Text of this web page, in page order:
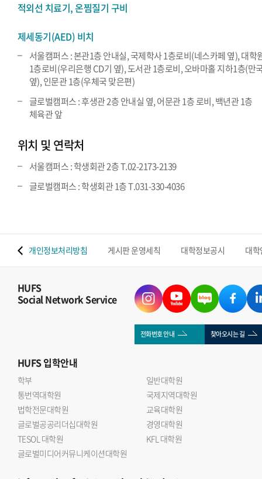
적외선 치료기, 온찜질기 구비
제세동기(AED) 비치
서울캠퍼스 : 본관1층 안내실, 국제학사 1층로비(네스카페 옆), 대학
1층로비(우리은행 CD기 옆), 도서관 1층로비, 오바마홀 지하1층(만
옆), 인문관 1층(우체국 맞은편)
글로벌캠퍼스 : 후생관 2층 안내실 옆, 어문관 1층 로비, 백년관 1층
체육관 앞
위치 및 연락처
서울캠퍼스 : 학생회관 2층 T.02-2173-2139
글로벌캠퍼스 : 학생회관 1층 T.031-330-4036
개인정보처리방침 게시판 운영세칙 대학정보공시 대
HUFS
Social Network Service
전화번호 안내 찾아오시는 길
HUFS입학안내
학부
일반대학원
통번역대학원
국제지역대학원
법학전문대학원
교육대학원
글로벌공공리더십대학원
경영대학원
TESOL 대학원
KFL 대학원
글로벌미디어커뮤니케이션대학원